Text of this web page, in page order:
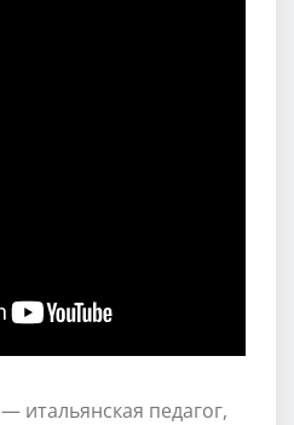
— итальянская педагог,